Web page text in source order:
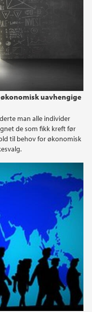
uavhengige
man alle individer
de som fikk kreft før
til behov for økonomisk